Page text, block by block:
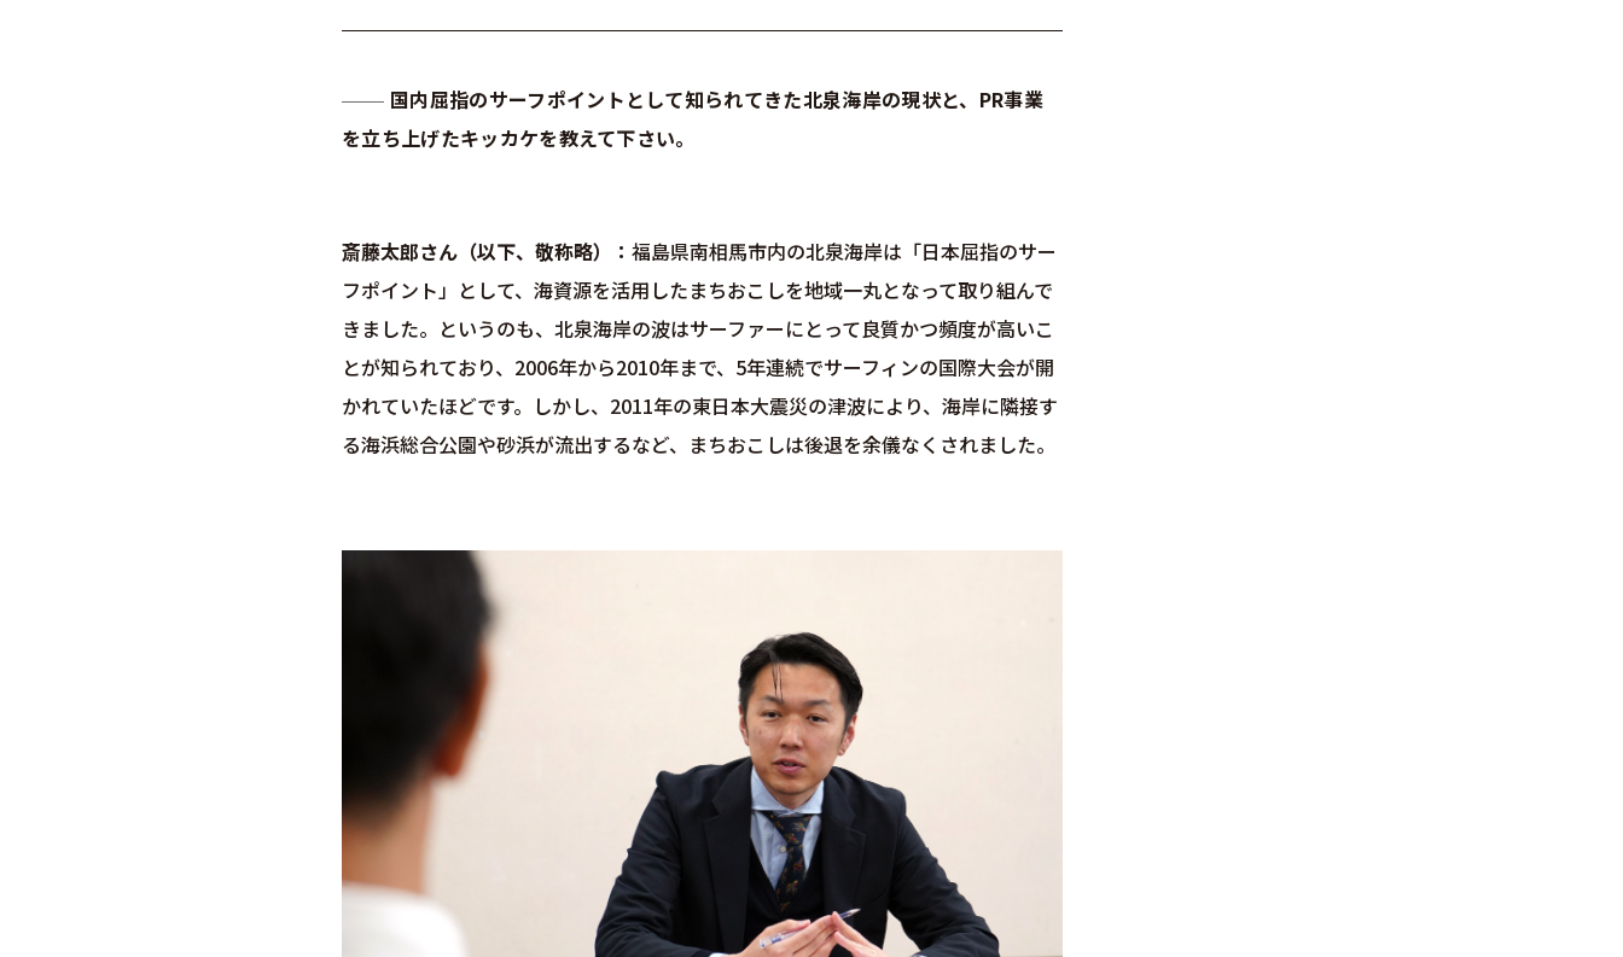
国内屈指のサーフポイントとして知られてきた北泉海岸の現状と、PR事業
を立ち上げたキッカケを教えて下さい。
斎藤太郎さん（以下、敬称略）
福島県南相馬市内の北泉海岸は「日本屈指のサー
フポイント」として、海資源を活用したまちおこしを地域一丸となって取り組んで
きました。というのも、北泉海岸の波はサーファーにとって良質かつ頻度が高いこ
とが知られており、2006年から2010年まで、5年連続でサーフィンの国際大会が開
かれていたほどです。しかし、2011年の東日本大震災の津波により、海岸に隣接す
る海浜総合公園や砂浜が流出するなど、まちおこしは後退を余儀なくされました。